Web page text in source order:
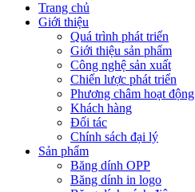
Trang chủ
Giới thiệu
Quá trình phát triển
Giới thiệu sản phẩm
Công nghệ sản xuất
Chiến lược phát triển
Phương châm hoạt động
Khách hàng
Đối tác
Chính sách đại lý
Sản phẩm
Băng dính OPP
Băng dính in logo